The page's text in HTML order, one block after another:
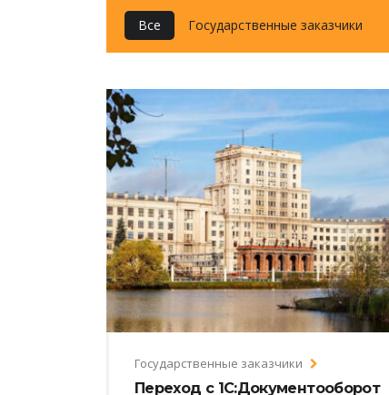
Все Государственные заказчики
Государственные заказчики
Переход с 1С:Документооборот